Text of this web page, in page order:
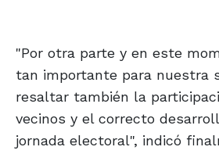
"Por otra parte y en este
tan importante para nuestra
resaltar también la
vecinos y el correcto
jornada electoral", indicó